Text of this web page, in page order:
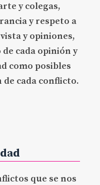
y colegas,
y respeto a
y opiniones,
cada opinión y
como posibles
cada conflicto.
que se nos